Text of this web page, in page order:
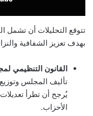
تتوقع التحليلات أن تشمل
بهدف تعزيز الشفافية
القانون التنظيمي
تأليف المجلس
يُرجح أن تطرأ
الأحزاب.